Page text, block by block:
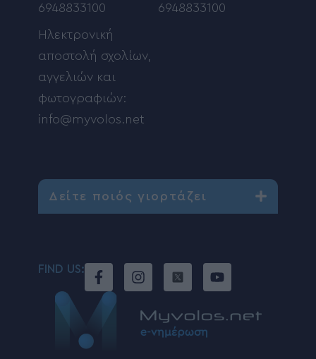
6948833100
Ηλεκτρονική
αποστολή σχολίων,
αγγελιών και
φωτογραφιών:
info@myvolos.net
6948833100
Δείτε ποιός γιορτάζει
FIND US: